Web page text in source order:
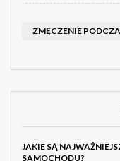
JAKIE SĄ
SAMOCHODU?